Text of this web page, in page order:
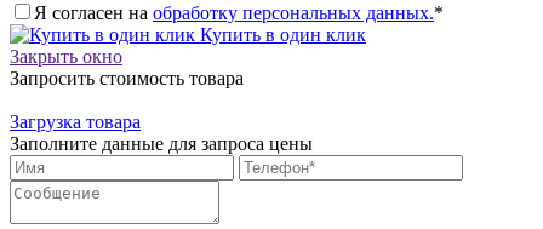
Я согласен на обработку персональных данных.*
Купить в один клик
Закрыть окно
Запросить стоимость товара
Загрузка товара
Заполните данные для запроса цены